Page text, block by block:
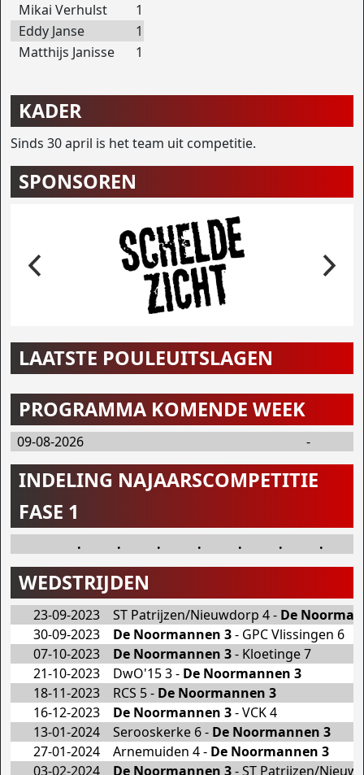
Mikai Verhulst
1
Eddy Janse
1
Matthijs Janisse
1
KADER
Sinds 30 april is het team uit competitie.
SPONSOREN
LAATSTE POULEUITSLAGEN
PROGRAMMA KOMENDE WEEK
09-08-2026 -
INDELING NAJAARSCOMPETITIE
FASE 1
. . . . . . .
WEDSTRIJDEN
23-09-2023 ST Patrijzen/Nieuwdorp 4 - De
30-09-2023
De Noormannen 3- GPC Vlissingen 6
07-10-2023
De Noormannen 3- Kloetinge 7
21-10-2023
DwO'15 3 - De Noormannen 3
18-11-2023
RCS 5 - De Noormannen 3
16-12-2023
De Noormannen 3- VCK 4
13-01-2024
Serooskerke 6 - De Noormannen 3
27-01-2024
Arnemuiden 4 - De Noormannen 3
03-02-2024
De Noormannen 3- ST Patrijzen/